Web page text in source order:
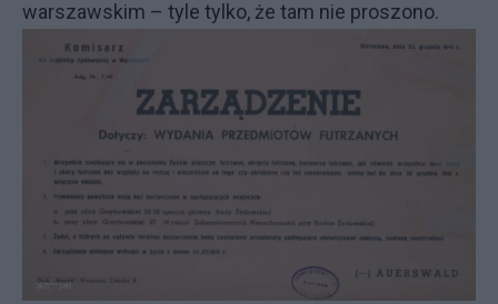
warszawskim – tyle tylko, że tam nie proszono.